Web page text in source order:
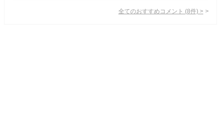
全てのおすすめコメント (8件) >